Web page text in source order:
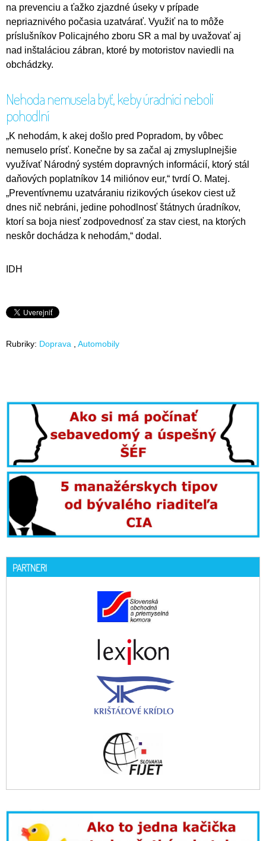
na prevenciu a ťažko zjazdné úseky v prípade
nepriaznivého počasia uzatvárať. Využiť na to môže
príslušníkov Policajného zboru SR a mal by uvažovať aj
nad inštaláciou zábran, ktoré by motoristov naviedli na
obchádzky.
Nehoda nemusela byť, keby úradníci neboli
pohodlní
„K nehodám, k akej došlo pred Popradom, by vôbec
nemuselo prísť. Konečne by sa začal aj zmysluplnejšie
využívať Národný systém dopravných informácií, ktorý stál
daňových poplatníkov 14 miliónov eur,“ tvrdí O. Matej.
„Preventívnemu uzatváraniu rizikových úsekov ciest už
dnes nič nebráni, jedine pohodlnosť štátnych úradníkov,
ktorí sa boja niesť zodpovednosť za stav ciest, na ktorých
neskôr dochádza k nehodám,“ dodal.
IDH
Rubriky: Doprava Automobily
PARTNERI